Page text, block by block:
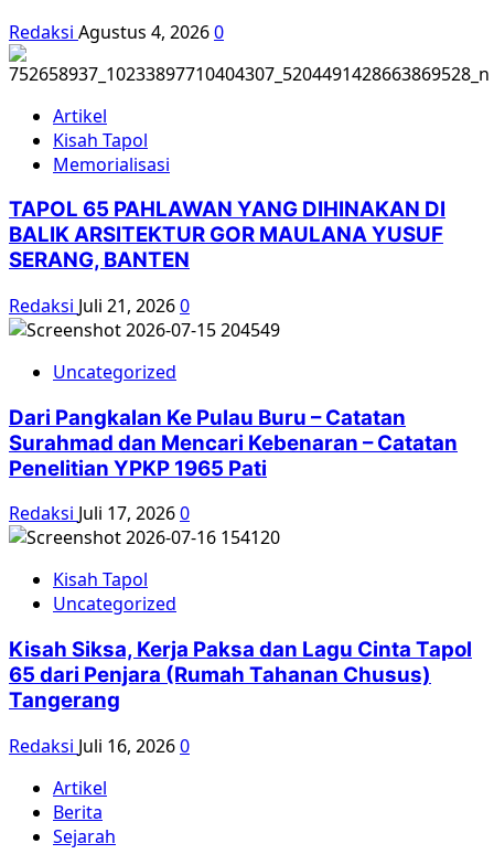
Redaksi Agustus 4, 20260
Artikel
Kisah Tapol
Memorialisasi
TAPOL 65 PAHLAWAN YANG DIHINAKAN DI
BALIK ARSITEKTUR GOR MAULANA YUSUF
SERANG, BANTEN
Redaksi Juli 21, 20260
Uncategorized
Dari Pangkalan Ke Pulau Buru – Catatan
Surahmad dan Mencari Kebenaran – Catatan
Penelitian YPKP 1965 Pati
Redaksi Juli 17, 20260
Kisah Tapol
Uncategorized
Kisah Siksa, Kerja Paksa dan Lagu Cinta Tapol
65 dari Penjara (Rumah Tahanan Chusus)
Tangerang
Redaksi Juli 16, 20260
Artikel
Berita
Sejarah